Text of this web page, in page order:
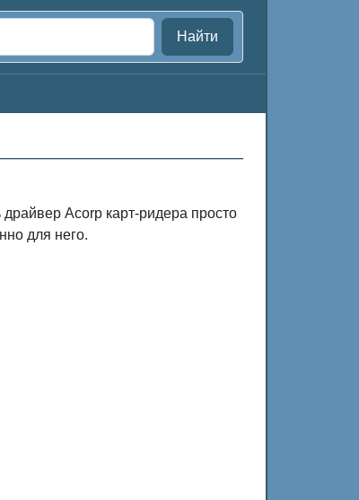
Найти
Acorp карт-ридера просто
для него.